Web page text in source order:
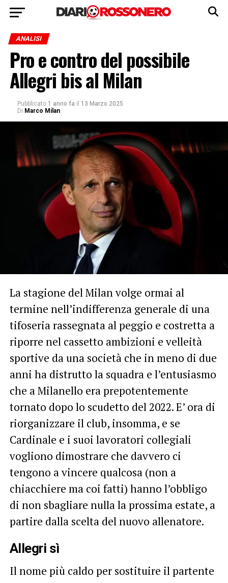
ANALISI
Pro e contro del possibile
Allegri bis al Milan
Pubblicato 1 anno fa il 13 Marzo 2025
Di Marco Milan
La stagione del Milan volge ormai al
termine nell’indifferenza generale di una
tifoseria rassegnata al peggio e costretta a
riporre nel cassetto ambizioni e velleità
sportive da una società che in meno di due
anni ha distrutto la squadra e l’entusiasmo
che a Milanello era prepotentemente
tornato dopo lo scudetto del 2022. E’ ora di
riorganizzare il club, insomma, e se
Cardinale e i suoi lavoratori collegiali
vogliono dimostrare che davvero ci
tengono a vincere qualcosa (non a
chiacchiere ma coi fatti) hanno l’obbligo
di non sbagliare nulla la prossima estate, a
partire dalla scelta del nuovo allenatore.
Allegri sì
Il nome più caldo per sostituire il partente